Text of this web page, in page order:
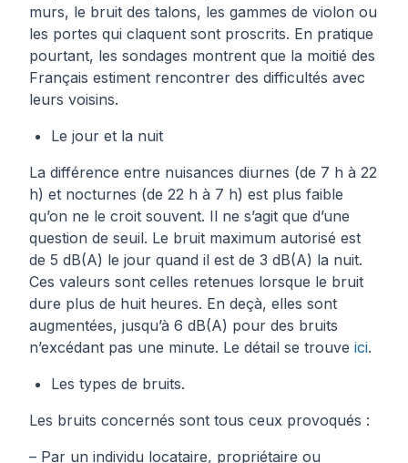
murs, le bruit des talons, les gammes de violon ou
les portes qui claquent sont proscrits. En pratique
pourtant, les sondages montrent que la moitié des
Français estiment rencontrer des difficultés avec
leurs voisins.
Le jour et la nuit
La différence entre nuisances diurnes (de 7 h à 22
h) et nocturnes (de 22 h à 7 h) est plus faible
qu’on ne le croit souvent. Il ne s’agit que d’une
question de seuil. Le bruit maximum autorisé est
de 5 dB(A) le jour quand il est de 3 dB(A) la nuit.
Ces valeurs sont celles retenues lorsque le bruit
dure plus de huit heures. En deçà, elles sont
augmentées, jusqu’à 6 dB(A) pour des bruits
n’excédant pas une minute. Le détail se trouve ici.
Les types de bruits.
Les bruits concernés sont tous ceux provoqués :
– Par un individu locataire, propriétaire ou